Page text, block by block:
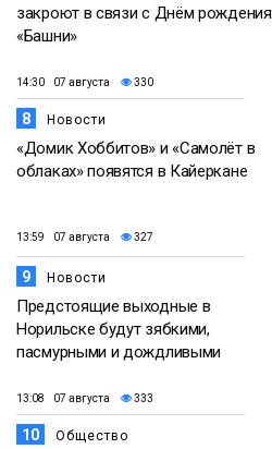
закроют в связи с Днём рождения
«Башни»
14:30 07 августа 330
8 Новости
«Домик Хоббитов» и «Самолёт в
облаках» появятся в Кайеркане
13:59 07 августа 327
9 Новости
Предстоящие выходные в
Норильске будут зябкими,
пасмурными и дождливыми
13:08 07 августа 333
10 Общество